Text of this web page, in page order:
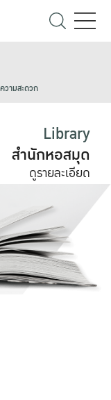
วามสะดวก
Library
สำนักหอสมุด
ดูรายละเอียด